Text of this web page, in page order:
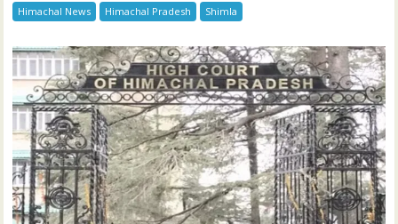
प्रदेश हाईकोर्ट ने चुनाव को लेकर फैसला रखा सुरक्षित , सरकार मांग
रही है छह माह का समय
January 7, 2026 admin 0
हिमाचल प्रदेश में पंचायत चुनाव समय पर करवाने को लेकर दायर याचिका पर राज्य
सरकार ने...
Himachal News Himachal Pradesh Shimla